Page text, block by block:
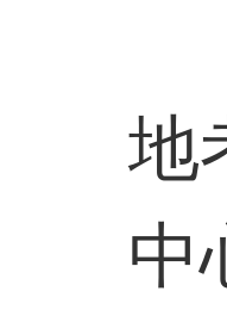
地
中